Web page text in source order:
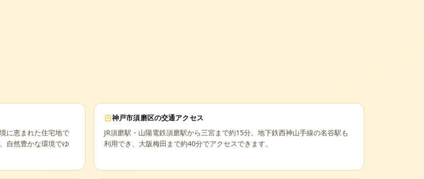
に恵まれた住宅地で
自然豊かな環境でゆ
神戸市須磨区の交通アクセス
JR須磨駅・山陽電鉄須磨駅から三宮まで約15分。地下鉄西神山手線の名谷駅も
利用でき、大阪梅田まで約40分でアクセスできます。